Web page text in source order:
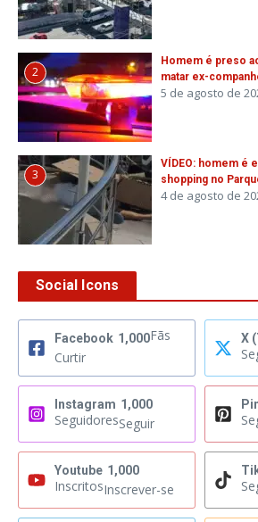
2
Homem é preso
matar ex-
5 de agosto de
3
VÍDEO: homem é
shopping no
4 de agosto de
Social Icons
Facebook 1,000Fãs
Curtir
X
Instagram 1,000
SeguidoresSeguir
Youtube 1,000
InscritosInscrever-se